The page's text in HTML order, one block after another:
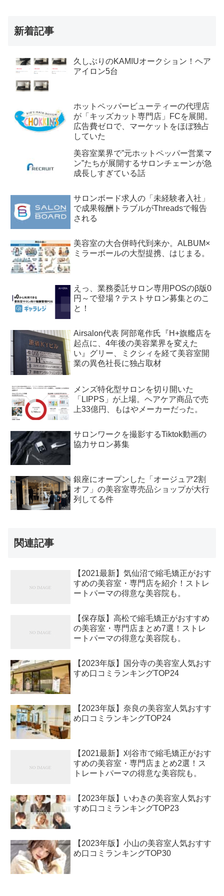
新着記事
久しぶりのKAMIUオークション！ヘア
アイロン5台
ホットペッパービューティーの代理店
が「キッズカット専門店」FCを展開。
広告費ゼロで、マーケットをほぼ独占
していた
美容室業界で”元ホットペッパー営業マ
ン”たちが展開するサロンチェーンが急
成長しすぎている話
サロンボード求人の「未経験者入社」
で成果報酬トラブルがThreadsで報告
される
美容室の大合併時代到来か。ALBUM×
ミラーボールの大型提携、はじまる。
えっ、業務委託サロン専用POSのβ版0
円～で登場？テストサロン募集とのこ
と！
Airsalon代表 阿部竜作氏『H+旗艦店を
起点に、4年後の美容業界を変えた
い』グリー、ミクシィを経て美容室開
業の異色社長に独占取材
メンズ特化型サロンを切り開いた
「LIPPS」が上場。ヘアケア商品で売
上33億円、もはやメーカーだった。
サロンワークを撮影するTiktok動画の
協力サロン募集
銀座にオープンした「オージュア2割
オフ」の美容室専売品ショップが大行
列してる件
関連記事
【2021最新】気仙沼で縮毛矯正がおす
すめの美容室・専門店を紹介！ストレ
ートパーマの得意な美容院も。
【保存版】高松で縮毛矯正がおすすめ
の美容室・専門店まとめ7選！ストレ
ートパーマの得意な美容院も。
【2023年版】国分寺の美容室人気おす
すめ口コミランキングTOP24
【2023年版】奈良の美容室人気おすす
め口コミランキングTOP24
【2021最新】刈谷市で縮毛矯正がおす
すめの美容室・専門店まとめ2選！ス
トレートパーマの得意な美容院も。
【2023年版】いわきの美容室人気おす
すめ口コミランキングTOP23
【2023年版】小山の美容室人気おすす
め口コミランキングTOP30